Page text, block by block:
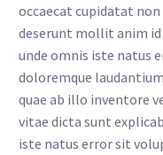
occaecat cupidatat
deserunt mollit anim id
unde omnis iste natus
doloremque
quae ab illo inventore
vitae dicta sunt
iste natus error sit